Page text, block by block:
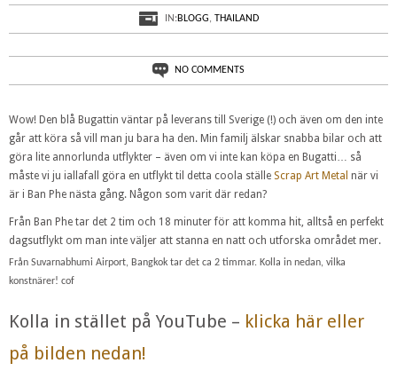
IN:BLOGG, THAILAND
NO COMMENTS
Wow! Den blå Bugattin väntar på leverans till Sverige (!) och även om den inte
går att köra så vill man ju bara ha den. Min familj älskar snabba bilar och att
göra lite annorlunda utflykter – även om vi inte kan köpa en Bugatti… så
måste vi ju iallafall göra en utflykt til detta coola ställe Scrap Art Metal när vi
är i Ban Phe nästa gång. Någon som varit där redan?
Från Ban Phe tar det 2 tim och 18 minuter för att komma hit, alltså en perfekt
dagsutflykt om man inte väljer att stanna en natt och utforska området mer.
Från Suvarnabhumi Airport, Bangkok tar det ca 2 timmar. Kolla in nedan, vilka
konstnärer! cof
Kolla in stället på YouTube – klicka här eller
på bilden nedan!